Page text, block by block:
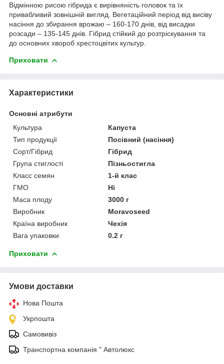
Відмінною рисою гібрида є вирівняність головок та їх
привабливий зовнішній вигляд. Вегетаційний період від висіву
насіння до збирання врожаю – 160-170 днів, від висадки
розсади – 135-145 днів. Гібрид стійкий до розтріскування та
до основних хвороб хрестоцвітих культур.
Приховати
Характеристики
Основні атрибути
Культура
Капуста
Тип продукції
Посівний (насіння)
Сорт/Гібрид
Гібрид
Група стиглості
Пізньостигла
Класс семян
1-й клас
ГМО
Ні
Маса плоду
3000 г
Виробник
Moravoseed
Країна виробник
Чехія
Вага упаковки
0.2 г
Приховати
Умови доставки
Нова Пошта
Укрпошта
Самовивіз
Транспортна компанія " Автолюкс